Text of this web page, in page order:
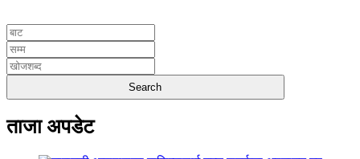
ताजा अपडेट